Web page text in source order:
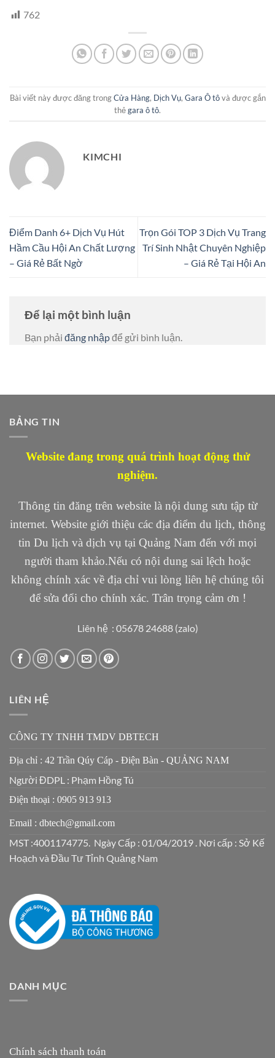
762
Bài viết này được đăng trongCửa Hàng, Dịch Vụ, Gara Ô tôvà được gắn
thẻgara ô tô.
KIMCHI
Điểm Danh 6+ Dịch Vụ Hút
Hầm Cầu Hội An Chất Lượng
– Giá Rẻ Bất Ngờ
Trọn Gói TOP 3 Dịch Vụ Trang
Trí Sinh Nhật Chuyên Nghiệp
– Giá Rẻ Tại Hội An
Để lại một bình luận
Bạn phải đăng nhậpđể gửi bình luận.
BẢNG TIN
Website đang trong quá trình hoạt động thử
nghiệm.
Thông tin đăng trên website là nội dung sưu tập từ
internet. Website giới thiệu các địa điểm du lịch, thông
tin Du lịch và dịch vụ tại Quảng Nam đến với mọi
người tham khảo.Nếu có nội dung sai lệch hoặc
không chính xác về địa chỉ vui lòng liên hệ chúng tôi
để sửa đổi cho chính xác. Trân trọng cảm ơn !
Liên hệ : 05678 24688 (zalo)
LIÊN HỆ
CÔNG TY TNHH TMDV DBTECH
Địa chỉ : 42 Trần Qúy Cáp - Điện Bàn - QUẢNG NAM
Người ĐDPL : Phạm Hồng Tú
Điện thoại : 0905 913 913
Email : dbtech@gmail.com
MST :4001174775. Ngày Cấp : 01/04/2019 . Nơi cấp : Sở Kế
Hoạch và Đầu Tư Tỉnh Quảng Nam
DANH MỤC
Chính sách thanh toán